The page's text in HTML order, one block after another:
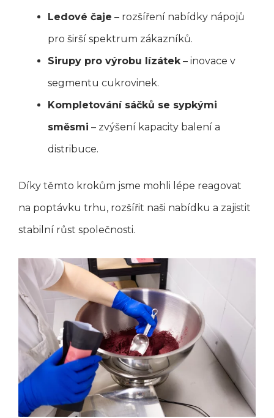
Ledové čaje – rozšíření nabídky nápojů
pro širší spektrum zákazníků.
Sirupy pro výrobu lízátek– inovace v
segmentu cukrovinek.
Kompletování sáčků se sypkými
směsmi – zvýšení kapacity balení a
distribuce.
Díky těmto krokům jsme mohli lépe reagovat
na poptávku trhu, rozšířit naši nabídku a zajistit
stabilní růst společnosti.